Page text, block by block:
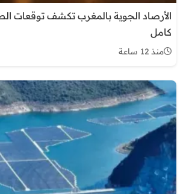
الأرصاد الجوية بالمغرب تكشف توقعات
كامل
منذ 12 ساعة